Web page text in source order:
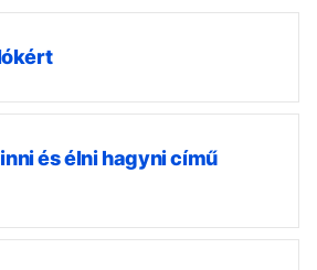
és élni hagyni című